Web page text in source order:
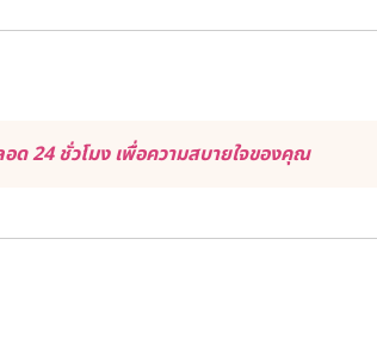
ด 24 ชั่วโมง เพื่อความสบายใจของคุณ